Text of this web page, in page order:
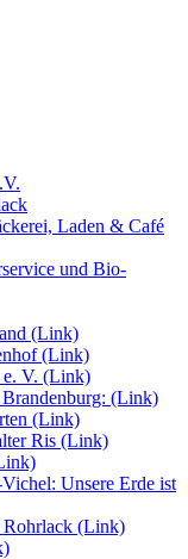
Laden & Café
und Bio-
(Link)
(Link)
e. V. (Link)
(Link)
(Link)
Ris (Link)
Unsere Erde ist
Rohrlack (Link)